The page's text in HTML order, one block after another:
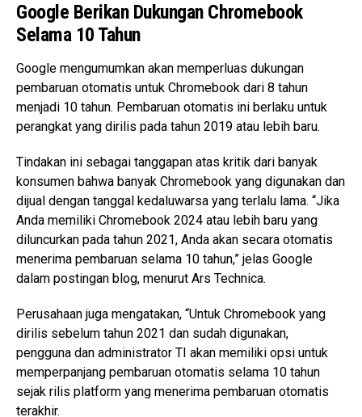
Google Berikan Dukungan Chromebook
Selama 10 Tahun
Google mengumumkan akan memperluas dukungan
pembaruan otomatis untuk Chromebook dari 8 tahun
menjadi 10 tahun. Pembaruan otomatis ini berlaku untuk
perangkat yang dirilis pada tahun 2019 atau lebih baru.
Tindakan ini sebagai tanggapan atas kritik dari banyak
konsumen bahwa banyak Chromebook yang digunakan dan
dijual dengan tanggal kedaluwarsa yang terlalu lama. “Jika
Anda memiliki Chromebook 2024 atau lebih baru yang
diluncurkan pada tahun 2021, Anda akan secara otomatis
menerima pembaruan selama 10 tahun,” jelas Google
dalam postingan blog, menurut Ars Technica.
Perusahaan juga mengatakan, “Untuk Chromebook yang
dirilis sebelum tahun 2021 dan sudah digunakan,
pengguna dan administrator TI akan memiliki opsi untuk
memperpanjang pembaruan otomatis selama 10 tahun
sejak rilis platform yang menerima pembaruan otomatis
terakhir.